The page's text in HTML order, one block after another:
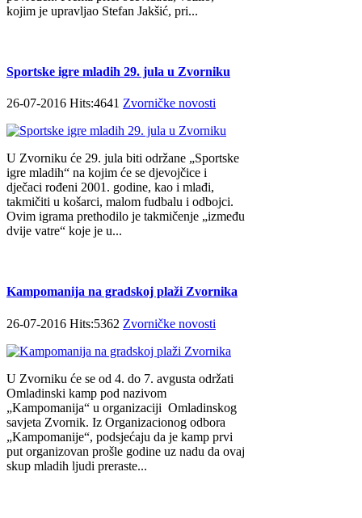
kojim je upravljao Stefan Jakšić, pri...
Sportske igre mladih 29. jula u Zvorniku
26-07-2016 Hits:4641 Zvorničke novosti
U Zvorniku će 29. jula biti održane „Sportske
igre mladih“ na kojim će se djevojčice i
dječaci rođeni 2001. godine, kao i mlađi,
takmičiti u košarci, malom fudbalu i odbojci.
Ovim igrama prethodilo je takmičenje „između
dvije vatre“ koje je u...
Kampomanija na gradskoj plaži Zvornika
26-07-2016 Hits:5362 Zvorničke novosti
U Zvorniku će se od 4. do 7. avgusta održati
Omladinski kamp pod nazivom
„Kampomanija“ u organizaciji Omladinskog
savjeta Zvornik. Iz Organizacionog odbora
„Kampomanije“, podsjećaju da je kamp prvi
put organizovan prošle godine uz nadu da ovaj
skup mladih ljudi preraste...